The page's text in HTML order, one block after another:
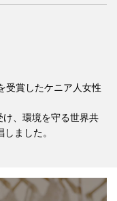
受賞したケニア人女性
け、環境を守る世界共
ました。